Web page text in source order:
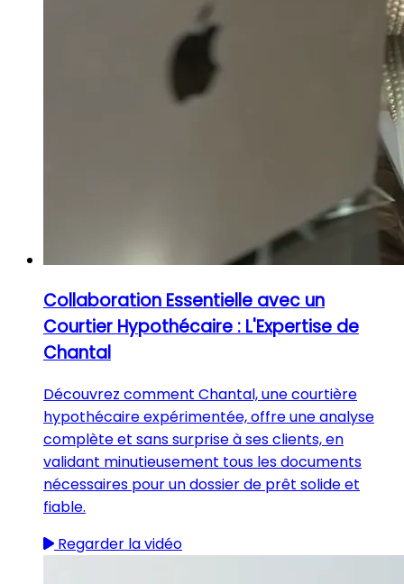
Collaboration Essentielle avec un
Courtier Hypothécaire : L'Expertise de
Chantal
Découvrez comment Chantal, une courtière
hypothécaire expérimentée, offre une analyse
complète et sans surprise à ses clients, en
validant minutieusement tous les documents
nécessaires pour un dossier de prêt solide et
fiable.
Regarder la vidéo